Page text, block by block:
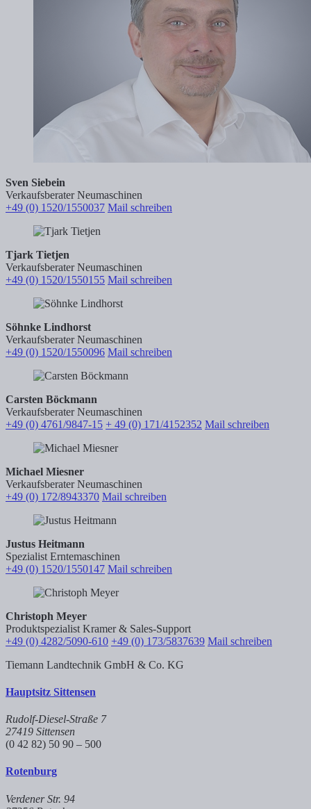
Sven Siebein
Verkaufsberater Neumaschinen
+49 (0) 1520/1550037 Mail schreiben
Tjark Tietjen
Verkaufsberater Neumaschinen
+49 (0) 1520/1550155 Mail schreiben
Söhnke Lindhorst
Verkaufsberater Neumaschinen
+49 (0) 1520/1550096 Mail schreiben
Carsten Böckmann
Verkaufsberater Neumaschinen
+49 (0) 4761/9847-15 + 49 (0) 171/4152352 Mail schreiben
Michael Miesner
Verkaufsberater Neumaschinen
+49 (0) 172/8943370 Mail schreiben
Justus Heitmann
Spezialist Erntemaschinen
+49 (0) 1520/1550147 Mail schreiben
Christoph Meyer
Produktspezialist Kramer & Sales-Support
+49 (0) 4282/5090-610 +49 (0) 173/5837639 Mail schreiben
Tiemann Landtechnik GmbH & Co. KG
Hauptsitz Sittensen
Rudolf-Diesel-Straße 7
27419 Sittensen
(0 42 82) 50 90 – 500
Rotenburg
Verdener Str. 94